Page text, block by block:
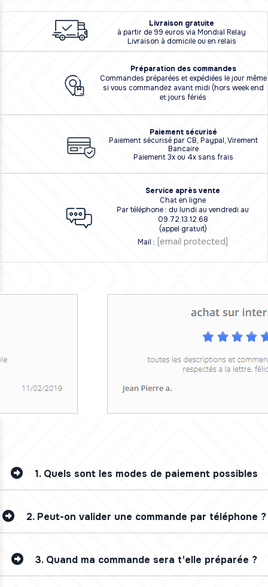
Livraison gratuite
à partir de 99 euros via Mondial Relay
Livraison à domicile ou en relais
Préparation des commandes
Commandes préparées et expédiées le jour même
si vous commandez avant midi (hors week end
et jours fériés
Paiement sécurisé
Paiement sécurisé par CB, Paypal, Virement
Bancaire
Paiement 3x ou 4x sans frais
Service après vente
Chat en ligne
Par téléphone : du lundi au vendredi au
09.72.13.12.68
(appel gratuit)
Mail : [email protected]
1. Quels sont les modes de paiement possibles
2. Peut-on valider une commande par téléphone ?
3. Quand ma commande sera t'elle préparée ?